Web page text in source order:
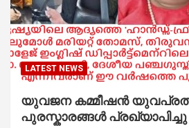
LATEST NEWS
യുവജന കമ്മീഷൻ
പുരസ്കാരങ്ങൾ പ്രഖ്യാപിച്ചു